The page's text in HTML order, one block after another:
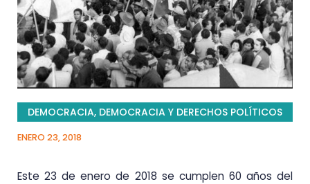
DEMOCRACIA, DEMOCRACIA Y DERECHOS POLÍTICOS
ENERO 23, 2018
Este 23 de enero de 2018 se cumplen 60 años del